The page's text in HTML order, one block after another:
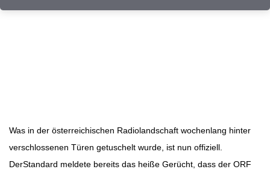
Was in der österreichischen Radiolandschaft wochenlang hinter
verschlossenen Türen getuschelt wurde, ist nun offiziell.
DerStandard meldete bereits das heiße Gerücht, dass der ORF